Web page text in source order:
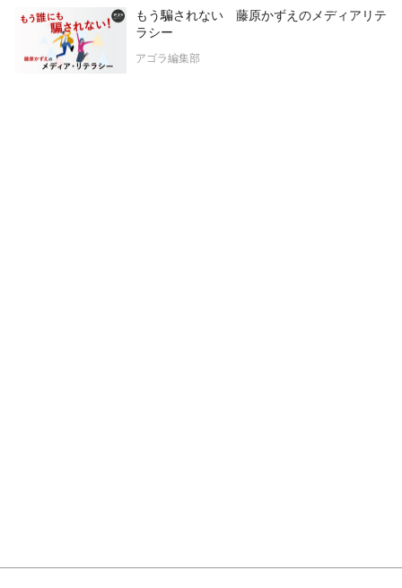
もう騙されない 藤原かずえのメディアリテ
ラシー
アゴラ編集部